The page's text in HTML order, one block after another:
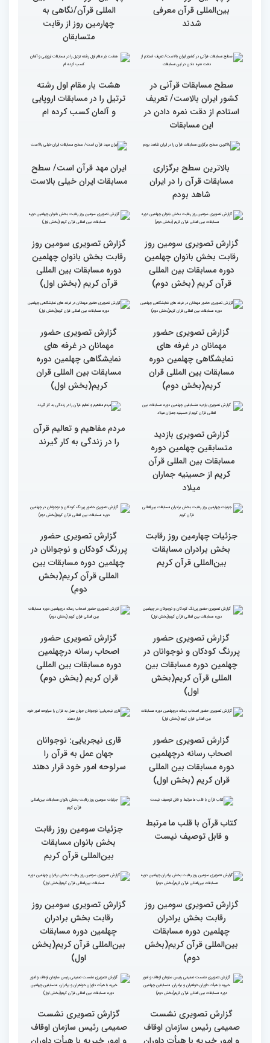
گزارش تصویری چهارمین
بین‌المللی قرآن کریم(بخش
اول)
سومین محفل انس با قرآن
امامزاده حسن (ع) برگزار
شد
قاریان و حافظان فینالیست‌
در چهلمین دوره مسابقات
بین‌المللی قرآن معرفی
پایان رقابت بانوان در
چهلمین دوره مسابقات بین
المللی قرآن/نگاهی به
چهارمین روز از رقابت
سطح مسابقات قرآنی در
کشور ایران بالاست/ تعریف
استادم از دقت نمره دادن در
هشت بار مقام اول رشته
ترتیل را در مسابقات اروپایی
و آلمان کسب کرده ام
بالاترین سطح برگزاری
مسابقات قرآن را در ایران
شاهد بودم
ایران مهد قرآن است/ سطح
مسابقات ایران خیلی بالاست
گزارش تصویری سومین روز
رقابت بخش بانوان چهلمین
دوره مسابقات بین المللی
قرآن کریم (بخش دوم)
گزارش تصویری سومین روز
گزارش تصویری حضور
مهمانان در غرفه های
نمایشگاهی چهلمین دوره
مسابقات بین المللی قران
گزارش تصویری حضور
مهمانان در غرفه های
نمایشگاهی چهلمین دوره
مسابقات بین المللی قران
کریم(بخش اول)
گزارش تصویری بازدید
متسابقین چهلمین دوره
مسابقات بین المللی قرآن
کریم از حسینیه جماران
میلاد
را در زندگی به کار گیرند
جزئیات چهارمین روز رقابت
بخش برادران مسابقات
بین‌المللی قرآن کریم
گزارش تصویری حضور
پررنگ کودکان و نوجوانان در
چهلمین دوره مسابقات بین
المللی قرآن کریم(بخش
گزارش تصویری حضور
المللی قرآن کریم(بخش
گزارش تصویری حضور
اصحاب رسانه درچهلمین
دوره مسابقات بین المللی
قران کریم (بخش دوم)
گزارش تصویری حضور
اصحاب رسانه درچهلمین
دوره مسابقات بین المللی
قران کریم (بخش اول)
قاری نیجریایی: نوجوانان
جهان عمل به قرآن را
سرلوحه امور خود قرار دهند
کتاب قرآن با قلب ما مرتبط
و قابل توصیف نیست
جزئیات سومین روز رقابت